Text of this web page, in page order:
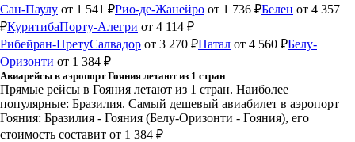
Сан-Паулу от 1 541 ₽Рио-де-Жанейро от 1 736 ₽Белен от 4 357
₽КуритибаПорту-Алегри от 4 114 ₽
Рибейран-ПретуСалвадор от 3 270 ₽Натал от 4 560 ₽Белу-
Оризонти от 1 384 ₽
Авиарейсы в аэропорт Гояния летают из 1 стран
Прямые рейсы в Гояния летают из 1 стран. Наиболее
популярные: Бразилия. Самый дешевый авиабилет в аэропорт
Гояния: Бразилия - Гояния (Белу-Оризонти - Гояния), его
стоимость составит от 1 384 ₽